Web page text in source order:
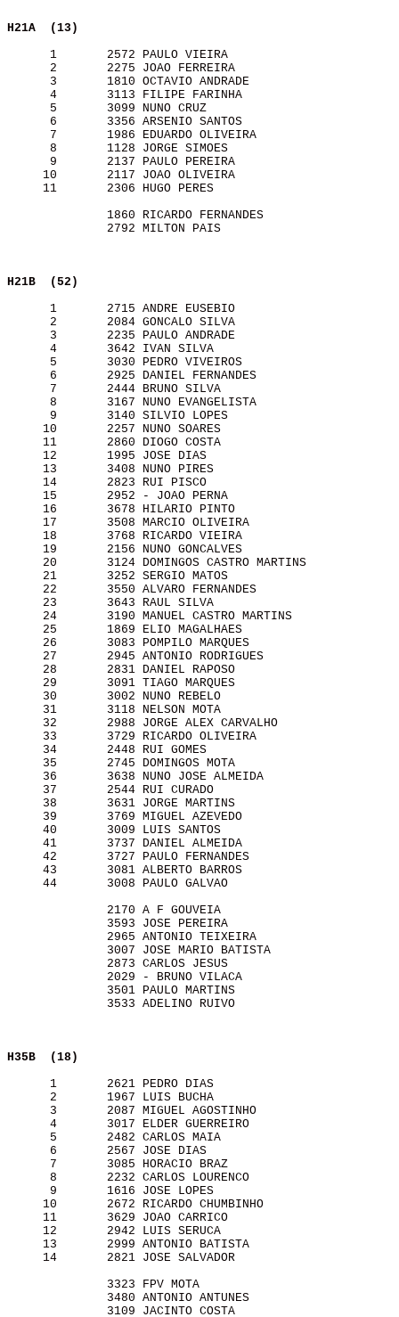
H21A  (13)
1       2572 PAULO VIEIRA
2       2275 JOAO FERREIRA
3       1810 OCTAVIO ANDRADE
4       3113 FILIPE FARINHA
5       3099 NUNO CRUZ
6       3356 ARSENIO SANTOS
7       1986 EDUARDO OLIVEIRA
8       1128 JORGE SIMOES
9       2137 PAULO PEREIRA
10       2117 JOAO OLIVEIRA
11       2306 HUGO PERES
1860 RICARDO FERNANDES
2792 MILTON PAIS
H21B  (52)
1       2715 ANDRE EUSEBIO
2       2084 GONCALO SILVA
3       2235 PAULO ANDRADE
4       3642 IVAN SILVA
5       3030 PEDRO VIVEIROS
6       2925 DANIEL FERNANDES
7       2444 BRUNO SILVA
8       3167 NUNO EVANGELISTA
9       3140 SILVIO LOPES
10       2257 NUNO SOARES
11       2860 DIOGO COSTA
12       1995 JOSE DIAS
13       3408 NUNO PIRES
14       2823 RUI PISCO
15       2952 - JOAO PERNA
16       3678 HILARIO PINTO
17       3508 MARCIO OLIVEIRA
18       3768 RICARDO VIEIRA
19       2156 NUNO GONCALVES
20       3124 DOMINGOS CASTRO MARTINS
21       3252 SERGIO MATOS
22       3550 ALVARO FERNANDES
23       3643 RAUL SILVA
24       3190 MANUEL CASTRO MARTINS
25       1869 ELIO MAGALHAES
26       3083 POMPILO MARQUES
27       2945 ANTONIO RODRIGUES
28       2831 DANIEL RAPOSO
29       3091 TIAGO MARQUES
30       3002 NUNO REBELO
31       3118 NELSON MOTA
32       2988 JORGE ALEX CARVALHO
33       3729 RICARDO OLIVEIRA
34       2448 RUI GOMES
35       2745 DOMINGOS MOTA
36       3638 NUNO JOSE ALMEIDA
37       2544 RUI CURADO
38       3631 JORGE MARTINS
39       3769 MIGUEL AZEVEDO
40       3009 LUIS SANTOS
41       3737 DANIEL ALMEIDA
42       3727 PAULO FERNANDES
43       3081 ALBERTO BARROS
44       3008 PAULO GALVAO
2170 A F GOUVEIA
3593 JOSE PEREIRA
2965 ANTONIO TEIXEIRA
3007 JOSE MARIO BATISTA
2873 CARLOS JESUS
2029 - BRUNO VILACA
3501 PAULO MARTINS
3533 ADELINO RUIVO
H35B  (18)
1       2621 PEDRO DIAS
2       1967 LUIS BUCHA
3       2087 MIGUEL AGOSTINHO
4       3017 ELDER GUERREIRO
5       2482 CARLOS MAIA
6       2567 JOSE DIAS
7       3085 HORACIO BRAZ
8       2232 CARLOS LOURENCO
9       1616 JOSE LOPES
10       2672 RICARDO CHUMBINHO
11       3629 JOAO CARRICO
12       2942 LUIS SERUCA
13       2999 ANTONIO BATISTA
14       2821 JOSE SALVADOR
3323 FPV MOTA
3480 ANTONIO ANTUNES
3109 JACINTO COSTA